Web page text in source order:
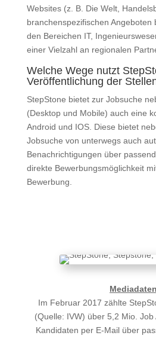
Websites (z. B. Die Welt,
branchenspezifischen Angeboten
den Bereichen IT,
einer Vielzahl an regionalen
Welche Wege nutzt
Veröffentlichung der
StepStone bietet zur Jobsuche
(Desktop und Mobile) auch eine
Android und IOS. Diese bietet
Jobsuche von unterwegs auch
Benachrichtigungen über
direkte Bewerbungsmöglichkeit
Bewerbung.
Mediadaten
Im Februar 2017 zählte
(Quelle: IVW) über 5,2 Mio.
Kandidaten per E-Mail über